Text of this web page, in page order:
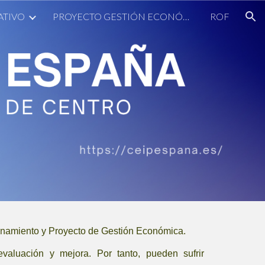
PROYECTO GESTIÓN ECONÓMICA ROF
y Proyecto de Gestión Económica.
y mejora. Por tanto, pueden sufrir